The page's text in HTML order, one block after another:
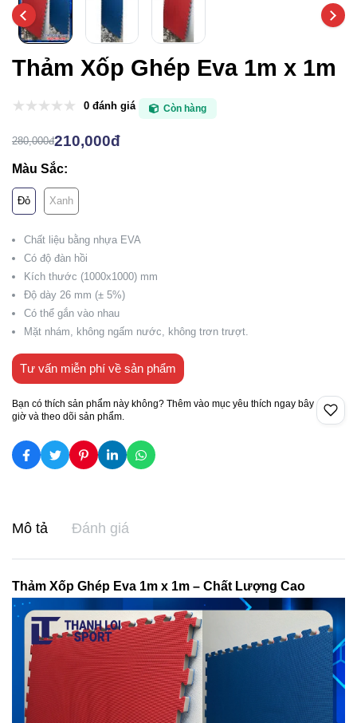
Thảm Xốp Ghép Eva 1m x 1m
0 đánh giá Còn hàng
280,000đ210,000đ
Màu Sắc:
Đỏ Xanh
Chất liệu bằng nhựa EVA
Có độ đàn hồi
Kích thước (1000x1000) mm
Độ dày 26 mm (± 5%)
Có thể gắn vào nhau
Mặt nhám, không ngấm nước, không trơn trượt.
Tư vấn miễn phí về sản phẩm
Bạn có thích sản phẩm này không? Thêm vào mục yêu thích ngay bây
giờ và theo dõi sản phẩm.
Mô tả Đánh giá
Thảm Xốp Ghép Eva 1m x 1m – Chất Lượng Cao